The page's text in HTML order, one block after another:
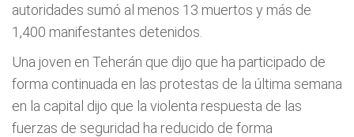
autoridades sumó al menos 13 muertos y más de
1,400 manifestantes detenidos.
Una joven en Teherán que dijo que ha participado de
forma continuada en las protestas de la última semana
en la capital dijo que la violenta respuesta de las
fuerzas de seguridad ha reducido de forma